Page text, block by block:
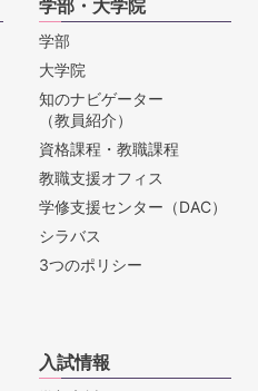
学部・大学院
学部
大学院
知のナビゲーター
（教員紹介）
資格課程・教職課程
教職支援オフィス
学修支援センター（DAC）
シラバス
3つのポリシー
入試情報